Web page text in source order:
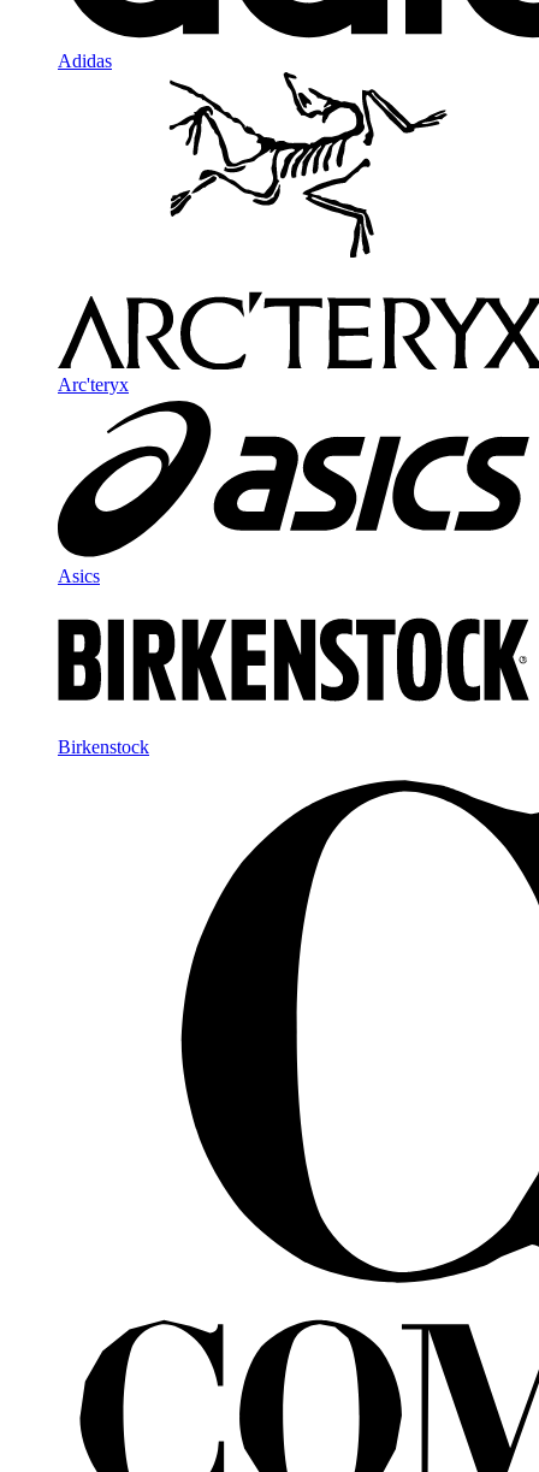
Adidas
Arc'teryx
Asics
Birkenstock